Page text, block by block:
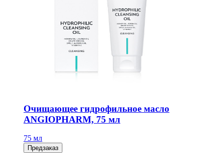
Очищающее гидрофильное масло
ANGIOPHARM, 75 мл
75 мл
Предзаказ